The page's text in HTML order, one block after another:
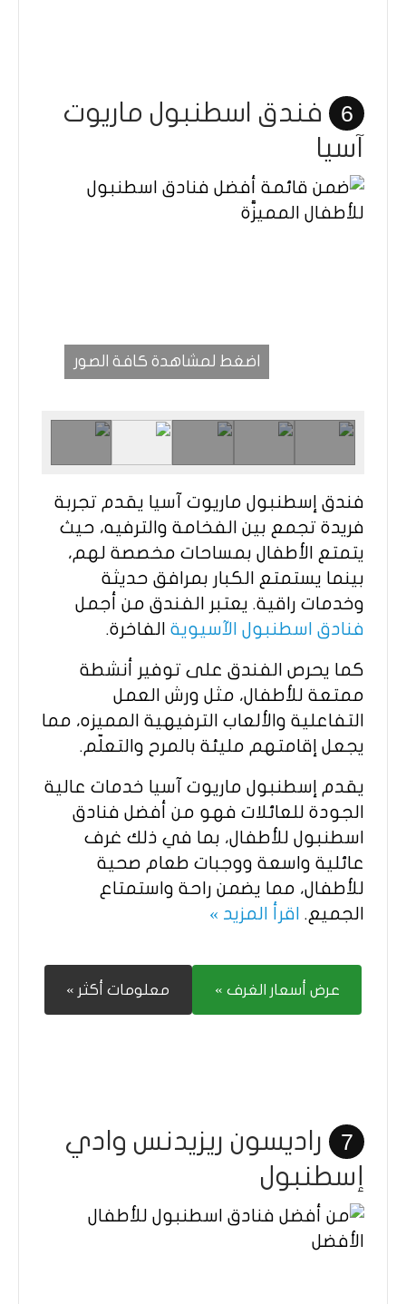
6
فندق اسطنبول ماريوت
آسيا
اضغط لمشاهدة كافة الصور
فندق إسطنبول ماريوت آسيا يقدم تجربة
فريدة تجمع بين الفخامة والترفيه، حيث
يتمتع الأطفال بمساحات مخصصة لهم،
بينما يستمتع الكبار بمرافق حديثة
وخدمات راقية. يعتبر الفندق من أجمل
فنادق اسطنبول الآسيوية الفاخرة.
كما يحرص الفندق على توفير أنشطة
ممتعة للأطفال، مثل ورش العمل
التفاعلية والألعاب الترفيهية المميزه، مما
يجعل إقامتهم مليئة بالمرح والتعلّم.
يقدم إسطنبول ماريوت آسيا خدمات عالية
الجودة للعائلات فهو من أفضل فنادق
اسطنبول للأطفال، بما في ذلك غرف
عائلية واسعة ووجبات طعام صحية
للأطفال، مما يضمن راحة واستمتاع
الجميع. اقرأ المزيد »
عرض أسعار الغرف » معلومات أكثر »
7
راديسون ريزيدنس وادي
إسطنبول